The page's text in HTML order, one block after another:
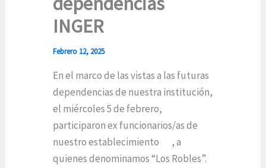
INGER
Febrero 12, 2025
En el marco de las vistas a las futuras
dependencias de nuestra institución,
el miércoles 5 de febrero,
participaron ex funcionarios/as de
nuestro establecimiento , a
quienes denominamos “Los Robles”.